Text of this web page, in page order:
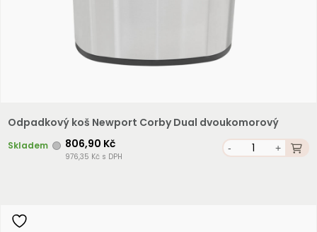
Odpadkový koš Newport Corby Dual dvoukomorový
Skladem 806,90 Kč
976,35 Kč s DPH
- +